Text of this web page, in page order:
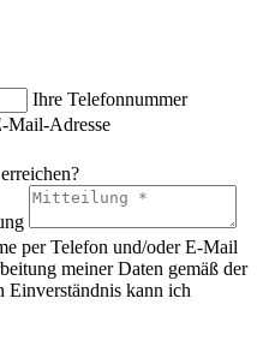
Ihre Telefonnummer
Mail-Adresse
per Telefon und/oder E-Mail
meiner Daten gemäß der
Einverständnis kann ich